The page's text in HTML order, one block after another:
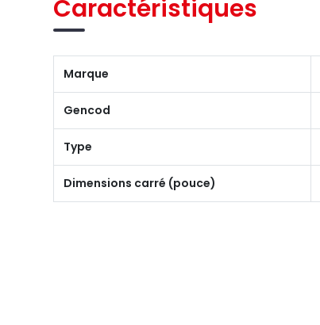
Caractéristiques
Marque
Gencod
Type
Dimensions carré (pouce)